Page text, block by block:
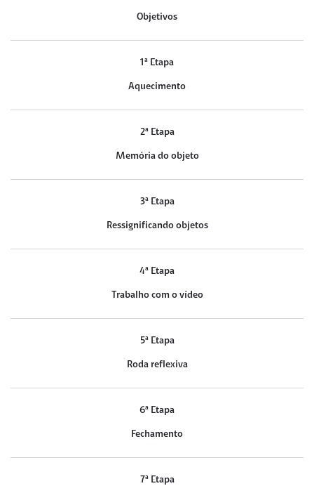
Objetivos
1ª Etapa
Aquecimento
2ª Etapa
Memória do objeto
3ª Etapa
Ressignificando objetos
4ª Etapa
Trabalho com o vídeo
5ª Etapa
Roda reflexiva
6ª Etapa
Fechamento
7ª Etapa